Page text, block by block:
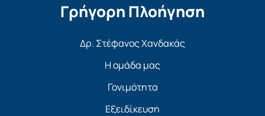
Γρήγορη Πλοήγηση
Δρ. Στέφανος Χανδακάς
Η ομάδα μας
Γονιμότητα
Εξειδίκευση